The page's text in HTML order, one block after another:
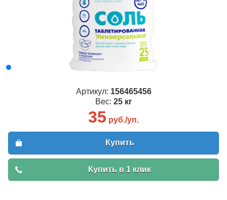
Артикул: 156465456
Вес: 25 кг
35 руб./уп.
Купить
Купить в 1 клик